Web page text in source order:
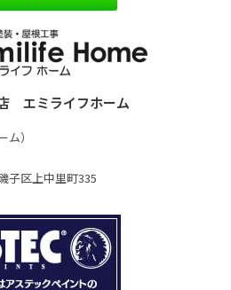
エミライフホーム
ム）
子区上中里町335